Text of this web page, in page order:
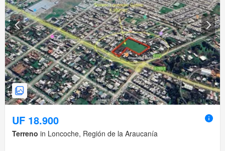
UF 18.900
Terreno in Loncoche, Región de la Araucanía